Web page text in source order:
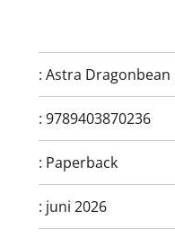
: Astra Dragonbean
: 9789403870236
: Paperback
: juni 2026